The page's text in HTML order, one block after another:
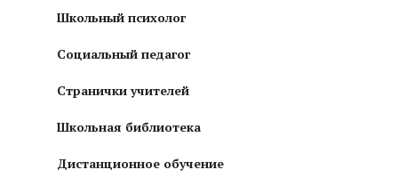
Школьный психолог
Социальный педагог
Странички учителей
Школьная библиотека
Дистанционное обучение